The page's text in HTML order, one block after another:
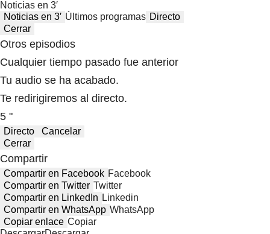
Noticias en 3′
Noticias en 3′ Últimos programas Directo
Cerrar
Otros episodios
Cualquier tiempo pasado fue anterior
Tu audio se ha acabado.
Te redirigiremos al directo.
5 "
Directo
Cancelar
Cerrar
Compartir
Compartir en Facebook Facebook
Compartir en Twitter Twitter
Compartir en LinkedIn Linkedin
Compartir en WhatsApp WhatsApp
Copiar enlace Copiar